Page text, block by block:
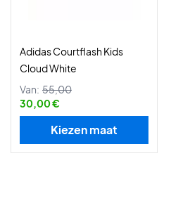
Adidas Courtflash Kids
Cloud White
Van: 55,00
30,00 €
Kiezen maat